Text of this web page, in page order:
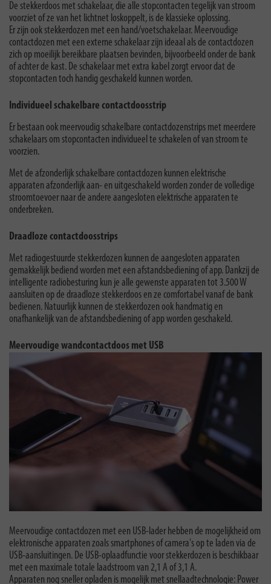
De stekkerdoos met schakelaar, die alle stopcontacten tegelijk van stroom
voorziet of ze van het lichtnet loskoppelt, is de klassieke oplossing.
Er zijn ook stekkerdozen met een hand/voetschakelaar. Meervoudige
contactdozen met een externe schakelaar zijn ideaal als de contactdozen
zich op moeilijk bereikbare plaatsen bevinden, bijvoorbeeld onder de bank
of achter de kast. De schakelaar met extra kabel zorgt ervoor dat de
stopcontacten toch handig geschakeld kunnen worden.
Individueel schakelbare contactdoosstrip
Er bestaan ook meervoudig schakelbare contactdozenstrips met meerdere
schakelaars om stopcontacten individueel te schakelen of van stroom te
voorzien.
Met de afzonderlijk schakelbare contactdozen kunnen elektrische
apparaten afzonderlijk aan- en uitgeschakeld worden zonder de volledige
stroomtoevoer naar de andere aangesloten elektrische apparaten te
onderbreken.
Draadloze contactdoosstrips
Met radiogestuurde stekkerdozen kunnen de aangesloten apparaten
gemakkelijk bediend worden met een afstandsbediening of app. Dankzij de
intelligente radiobesturing kun je alle gewenste apparaten tot 3.500 W
aansluiten op de draadloze stekkerdoos en ze comfortabel vanaf de bank
bedienen. Natuurlijk kunnen de stekkerdozen ook handmatig en
onafhankelijk van de afstandsbediening of app worden geschakeld.
Meervoudige wandcontactdoos met USB
Meervoudige contactdozen met een USB-lader hebben de mogelijkheid om
elektronische apparaten zoals smartphones of camera's op te laden via de
USB-aansluitingen. De USB-oplaadfunctie voor stekkerdozen is beschikbaar
met een maximale totale laadstroom van 2,1 A of 3,1 A.
Apparaten nog sneller opladen is mogelijk met snellaadtechnologie: Power